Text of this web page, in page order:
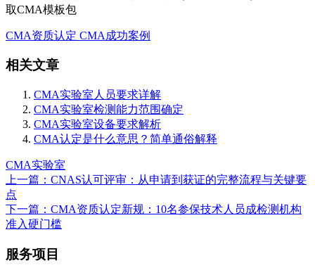
取CMA模板包
CMA资质认定 CMA成功案例
相关文章
CMA实验室人员要求详解
CMA实验室检测能力范围确定
CMA实验室设备要求解析
CMA认定是什么意思？简单通俗解释
CMA实验室
上一篇：CNAS认可评审：从申请到获证的完整流程与关键要
点
下一篇：CMA资质认定新规：10名参保技术人员成检测机构
准入硬门槛
服务项目